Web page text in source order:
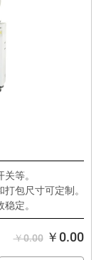
等。
包尺寸可定制。
定。
￥0.00￥0.00